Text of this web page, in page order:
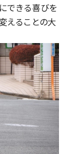
できる喜びを
えることの大